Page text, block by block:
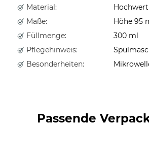
Material:
Maße:
Höhe 95
Füllmenge:
300 ml
Pflegehinweis:
Besonderheiten:
Passende